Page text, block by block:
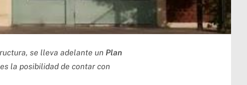
se lleva adelante un Plan
la posibilidad de contar con